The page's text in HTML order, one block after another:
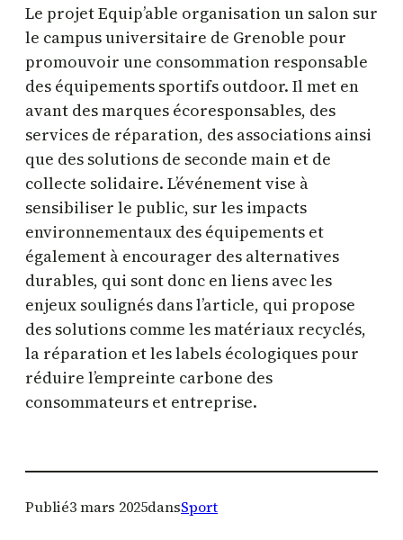
Le projet Equip’able organisation un salon sur
le campus universitaire de Grenoble pour
promouvoir une consommation responsable
des équipements sportifs outdoor. Il met en
avant des marques écoresponsables, des
services de réparation, des associations ainsi
que des solutions de seconde main et de
collecte solidaire. L’événement vise à
sensibiliser le public, sur les impacts
environnementaux des équipements et
également à encourager des alternatives
durables, qui sont donc en liens avec les
enjeux soulignés dans l’article, qui propose
des solutions comme les matériaux recyclés,
la réparation et les labels écologiques pour
réduire l’empreinte carbone des
consommateurs et entreprise.
Publié3 mars 2025dansSport